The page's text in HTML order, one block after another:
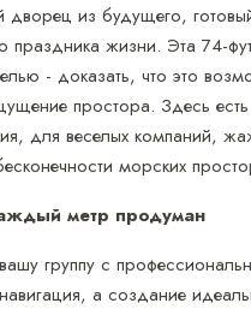
дворец из будущего,
жизни. Эта 74-
- доказать, что это
простора. Здесь
для веселых компаний,
морских
метр продуман
группу с
а создание